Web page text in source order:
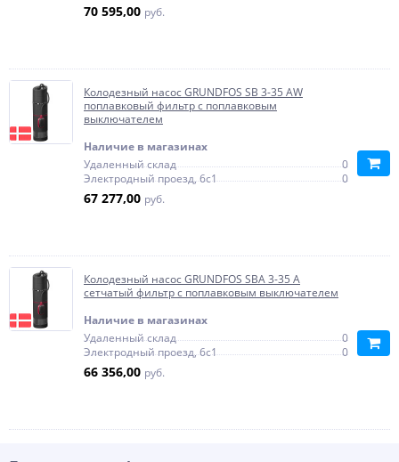
70 595,00 руб.
Колодезный насос GRUNDFOS SB 3-35 АW
поплавковый фильтр с поплавковым
выключателем
Наличие в магазинах
Удаленный склад
0
Электродный проезд, 6с1
0
67 277,00 руб.
Колодезный насос GRUNDFOS SBA 3-35 А
сетчатый фильтр с поплавковым выключателем
Наличие в магазинах
Удаленный склад
0
Электродный проезд, 6с1
0
66 356,00 руб.